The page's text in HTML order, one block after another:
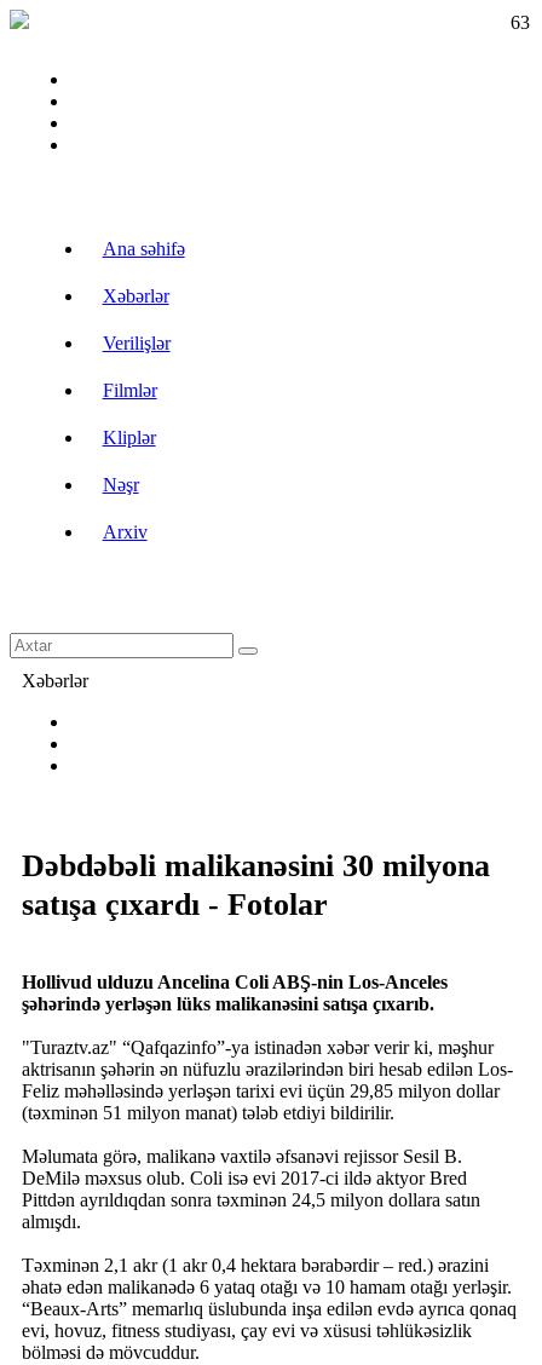
Ana səhifə
Xəbərlər
Verilişlər
Filmlər
Kliplər
Nəşr
Arxiv
Xəbərlər
Dəbdəbəli malikanəsini 30 milyona
satışa çıxardı - Fotolar
Hollivud ulduzu Ancelina Coli ABŞ-nin Los-Anceles
şəhərində yerləşən lüks malikanəsini satışa çıxarıb.
"Turaztv.az" “Qafqazinfo”-ya istinadən xəbər verir ki, məşhur
aktrisanın şəhərin ən nüfuzlu ərazilərindən biri hesab edilən Los-
Feliz məhəlləsində yerləşən tarixi evi üçün 29,85 milyon dollar
(təxminən 51 milyon manat) tələb etdiyi bildirilir.
Məlumata görə, malikanə vaxtilə əfsanəvi rejissor Sesil B.
DeMilə məxsus olub. Coli isə evi 2017-ci ildə aktyor Bred
Pittdən ayrıldıqdan sonra təxminən 24,5 milyon dollara satın
almışdı.
Təxminən 2,1 akr (1 akr 0,4 hektara bərabərdir – red.) ərazini
əhatə edən malikanədə 6 yataq otağı və 10 hamam otağı yerləşir.
“Beaux-Arts” memarlıq üslubunda inşa edilən evdə ayrıca qonaq
evi, hovuz, fitness studiyası, çay evi və xüsusi təhlükəsizlik
bölməsi də mövcuddur.
63